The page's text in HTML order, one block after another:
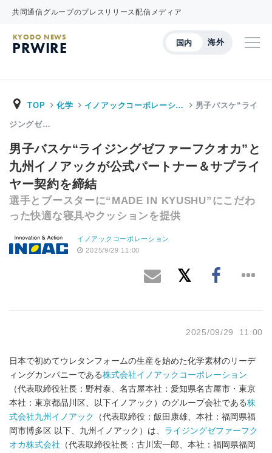
共同通信グループのプレスリリース配信メディア
国内 海外
KYODO NEWS
PRWIRE
TOP 化学 イノアックコーポレーシ… 男子バスケ“ライ
ジングゼ…
男子バスケ“ライジングゼファーフクオカ”と
九州イノアックが公式パートナー＆サプライ
ヤー契約を締結
選手とブースターに“MADE IN KYUSHU”にこだわ
った快適な寝具やクッションを提供
イノアックコーポレーション
2025/9/29 11:00
2025/09/29 11:00
日本で初めてウレタンフォームの生産を始めた化学素材のリーデ
ィングカンパニーである株式会社イノアックコーポレーション
（代表取締役社長：野村泰、名古屋本社：愛知県名古屋市・東京
本社：東京都品川区、以下イノアック）のグループ会社である株
式会社九州イノアック
（代表取締役：飯田康雄、本社：福岡県福
岡市博多区 以下、九州イノアック）は、 ライジングゼファーフク
オカ株式会社 （代表取締役社長：古川宏一郎、本社：福岡県福岡